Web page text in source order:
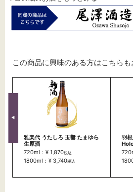
この商品に興味のある方はこちらも
雅楽代 うたしろ 玉響 たまゆら
生原酒
720ml：¥ 1,870税込
1800ml：¥ 3,740税込
羽